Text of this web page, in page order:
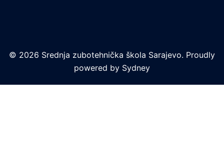
© 2026 Srednja zubotehnička škola Sarajevo. Proudly
powered by Sydney